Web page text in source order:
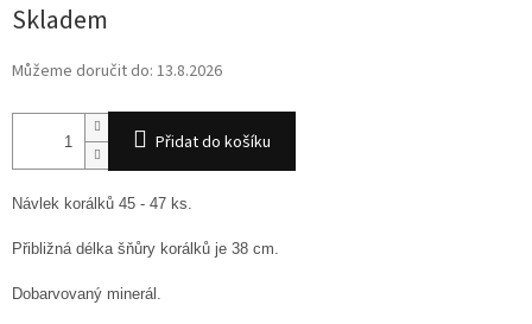
cena:
Skladem
Můžeme doručit do: 13.8.2026
Přidat do košíku
Návlek korálků 45 - 47 ks.
Přibližná délka šňůry korálků je 38 cm.
Dobarvovaný minerál.